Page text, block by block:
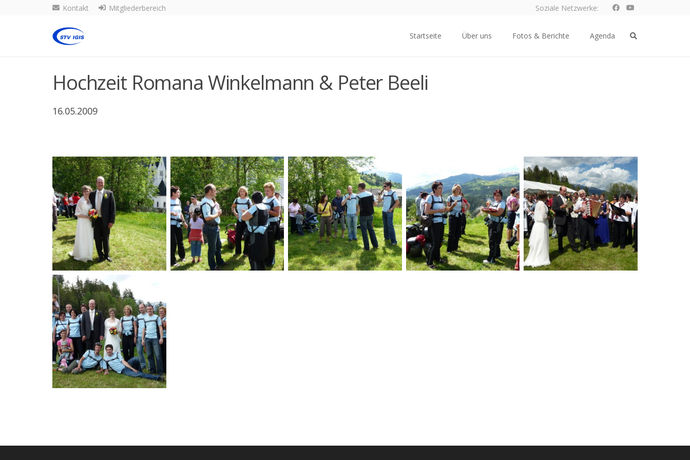
Kontakt Mitgliederbereich Soziale Netzwerke:
Startseite Über uns Fotos & Berichte Agenda
Hochzeit Romana Winkelmann & Peter Beeli
16.05.2009